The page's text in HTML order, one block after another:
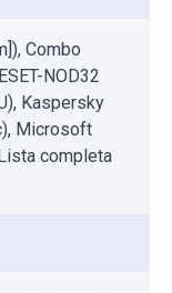
Combo
NOD32
Kaspersky
Microsoft
completa